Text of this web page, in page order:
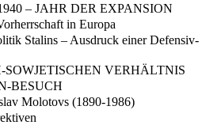
– JAHR DER EXPANSION
in Europa
Stalins – Ausdruck einer Defensiv-
SOWJETISCHEN VERHÄLTNIS
BESUCH
Molotovs (1890-1986)